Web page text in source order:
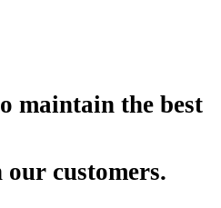
maintain the best
customers.